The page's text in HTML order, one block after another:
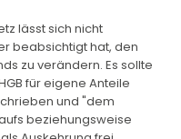
lässt sich nicht
beabsichtigt hat, den
zu verändern. Es sollte
für eigene Anteile
und "dem
beziehungsweise